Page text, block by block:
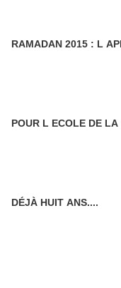
RAMADAN 2015 : L
POUR L ECOLE DE
DÉJÀ HUIT ANS....